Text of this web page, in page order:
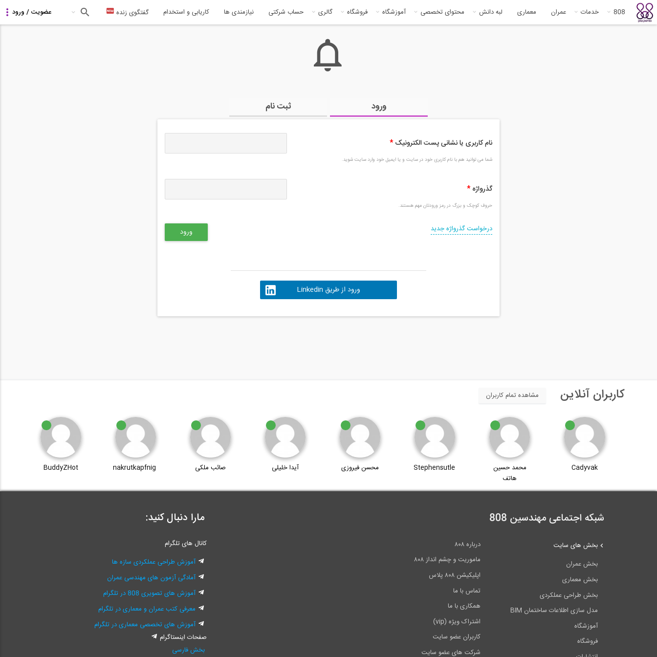
808 خدمات عمران معماری لبه دانش محتوای تخصصی آموزشگاه فروشگاه گالری حساب شرکتی نیازمندی ها کاریابی و استخدام گفتگوی زنده
ورود ثبت نام
نام کاربری یا نشانی پست الکترونیک *
شما می توانید هم با نام کاربری خود در سایت و یا ایمیل خود وارد سایت شوید.
گذرواژه *
حروف کوچک و بزرگ در رمز ورودتان مهم هستند.
درخواست گذرواژه جدید
ورود از طریق Linkedin
کاربران آنلاین مشاهده تمام کاربران
Cadyvak
محمد حسین
هاتف
Stephensutle محسن فیروزی آیدا خلیلی صائب ملکی nakrutkapfnig
BuddyZHot
شبکه اجتماعی مهندسین 808
درباره ۸۰۸
ماموریت و چشم انداز ۸۰۸
اپلیکیشن ۸۰۸ پلاس
تماس با ما
همکاری با ما
اشتراک ویژه (vip)
کاربران عضو سایت
شرکت های عضو سایت
بخش های سایت
بخش عمران
بخش معماری
بخش طراحی عملکردی
مدل سازی اطلاعات ساختمان BIM
آموزشگاه
فروشگاه
مارا دنبال کنید:
کانال های تلگرام
آموزش طراحی عملکردی سازه ها
آمادگی آزمون های مهندسی عمران
آموزش های تصویری 808 در تلگرام
معرفی کتب عمران و معماری در تلگرام
آموزش های تخصصی معماری در تلگرام
صفحات اینستاگرام
بخش فارسی